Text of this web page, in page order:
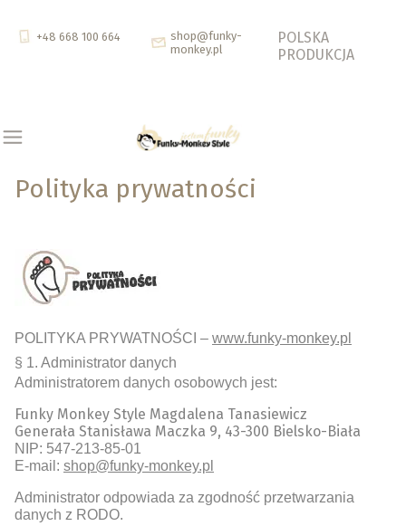
+48 668 100 664
shop@funky-
monkey.pl
POLSKA
PRODUKCJA
Polityka prywatności
POLITYKA PRYWATNOŚCI – www.funky-monkey.pl
§ 1. Administrator danych
Administratorem danych osobowych jest:
Funky Monkey Style Magdalena Tanasiewicz
Generała Stanisława Maczka 9, 43-300 Bielsko-Biała
NIP: 547-213-85-01
E-mail: shop@funky-monkey.pl
Administrator odpowiada za zgodność przetwarzania
danych z RODO.